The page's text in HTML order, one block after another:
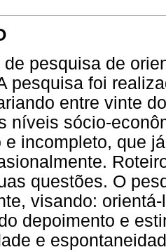
de pesquisa de
pesquisa foi
entre vinte
níveis sócio-
e incompleto, que
questões. O
visando:
depoimento e
e